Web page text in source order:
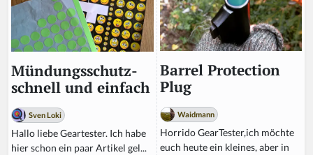
Mündungsschutz-
schnell und einfach
Sven Loki
Hallo liebe Geartester. Ich habe
hier schon ein paar Artikel gel...
Barrel Protection
Plug
Waidmann
Horrido GearTester,ich möchte
euch heute ein kleines, aber in